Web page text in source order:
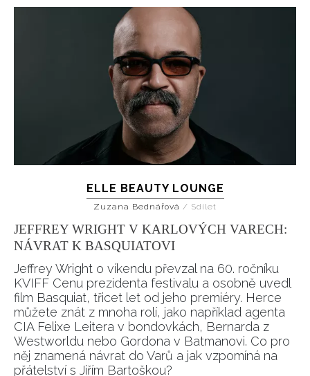
INFORMACE
REDAKCE
ELLE BEAUTY LOUNGE
Zuzana Bednářová / Sdílet
JEFFREY WRIGHT V KARLOVÝCH VARECH:
NÁVRAT K BASQUIATOVI
Jeffrey Wright o víkendu převzal na 60. ročníku
KVIFF Cenu prezidenta festivalu a osobně uvedl
film Basquiat, třicet let od jeho premiéry. Herce
můžete znát z mnoha rolí, jako například agenta
CIA Felixe Leitera v bondovkách, Bernarda z
Westworldu nebo Gordona v Batmanovi. Co pro
něj znamená návrat do Varů a jak vzpomíná na
přátelství s Jiřím Bartoškou?